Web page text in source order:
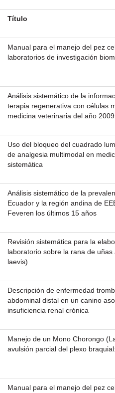
Título
Manual para el manejo del pez
laboratorios de investigación
Análisis sistemático de la
terapia regenerativa con células
medicina veterinaria del año
Uso del bloqueo del cuadrado
de analgesia multimodal en
sistemática
Análisis sistemático de la
Ecuador y la región andina de
Feveren los últimos 15 años
Revisión sistemática para la
laboratorio sobre la rana de
laevis)
Descripción de enfermedad
abdominal distal en un canino
insuficiencia renal crónica
Manejo de un Mono Chorongo
avulsión parcial del plexo
Manual para el manejo del pez